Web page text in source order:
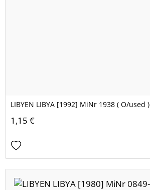
LIBYEN LIBYA [1992] MiNr 1938 ( O/used )
1,15 €